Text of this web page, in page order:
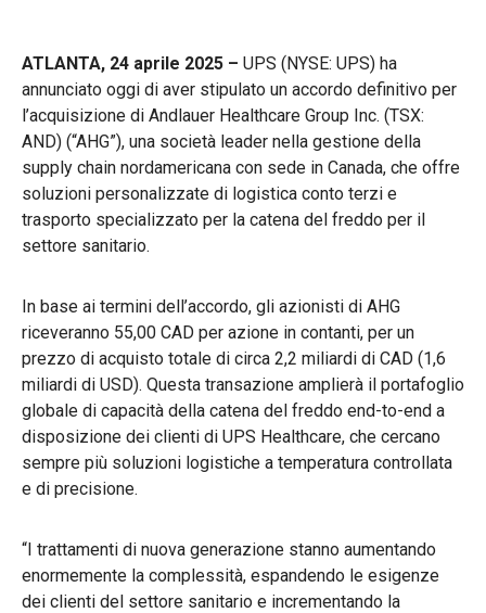
ATLANTA, 24 aprile 2025 – UPS (NYSE: UPS) ha
annunciato oggi di aver stipulato un accordo definitivo per
l’acquisizione di Andlauer Healthcare Group Inc. (TSX:
AND) (“AHG”), una società leader nella gestione della
supply chain nordamericana con sede in Canada, che offre
soluzioni personalizzate di logistica conto terzi e
trasporto specializzato per la catena del freddo per il
settore sanitario.
In base ai termini dell’accordo, gli azionisti di AHG
riceveranno 55,00 CAD per azione in contanti, per un
prezzo di acquisto totale di circa 2,2 miliardi di CAD (1,6
miliardi di USD). Questa transazione amplierà il portafoglio
globale di capacità della catena del freddo end-to-end a
disposizione dei clienti di UPS Healthcare, che cercano
sempre più soluzioni logistiche a temperatura controllata
e di precisione.
“I trattamenti di nuova generazione stanno aumentando
enormemente la complessità, espandendo le esigenze
dei clienti del settore sanitario e incrementando la